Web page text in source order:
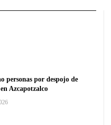
personas por despojo de
Azcapotzalco